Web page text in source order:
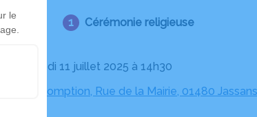
Cérémonie religieuse
Le vendredi 11 juillet 2025 à 14h30
Eglise Assomption, Rue de la Mairie, 01480